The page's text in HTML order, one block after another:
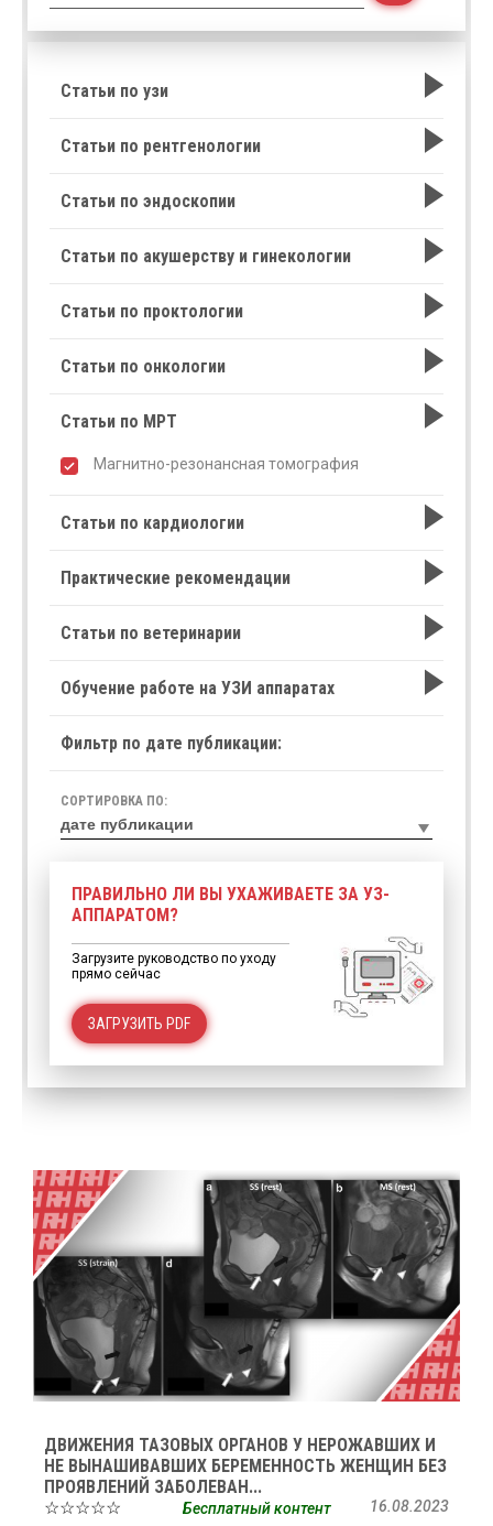
Статьи по узи
Статьи по рентгенологии
Статьи по эндоскопии
Статьи по акушерству и гинекологии
Статьи по проктологии
Статьи по онкологии
Статьи по МРТ
Магнитно-резонансная томография
Статьи по кардиологии
Практические рекомендации
Статьи по ветеринарии
Обучение работе на УЗИ аппаратах
Фильтр по дате публикации:
СОРТИРОВКА ПО:
ПРАВИЛЬНО ЛИ ВЫ УХАЖИВАЕТЕ ЗА УЗ-
АППАРАТОМ?
Загрузите руководство по уходу
прямо сейчас
ЗАГРУЗИТЬ PDF
ДВИЖЕНИЯ ТАЗОВЫХ ОРГАНОВ У НЕРОЖАВШИХ И
НЕ ВЫНАШИВАВШИХ БЕРЕМЕННОСТЬ ЖЕНЩИН БЕЗ
ПРОЯВЛЕНИЙ ЗАБОЛЕВАН...
☆☆☆☆☆
16.08.2023
Бесплатный контент